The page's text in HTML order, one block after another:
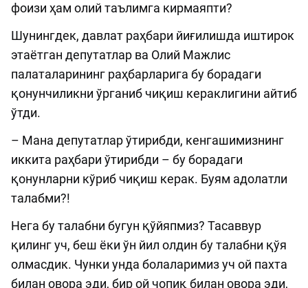
фоизи ҳам олий таълимга кирмаяпти?
Шунингдек, давлат раҳбари йиғилишда иштирок
этаётган депутатлар ва Олий Мажлис
палаталарининг раҳбарларига бу борадаги
қонунчиликни ўрганиб чиқиш кераклигини айтиб
ўтди.
– Мана депутатлар ўтирибди, кенгашимизнинг
иккита раҳбари ўтирибди – бу борадаги
қонунларни кўриб чиқиш керак. Буям адолатли
талабми?!
Нега бу талабни бугун қўйяпмиз? Тасаввур
қилинг уч, беш ёки ўн йил олдин бу талабни қўя
олмасдик. Чунки унда болаларимиз уч ой пахта
билан овора эди, бир ой чопиқ билан овора эди,